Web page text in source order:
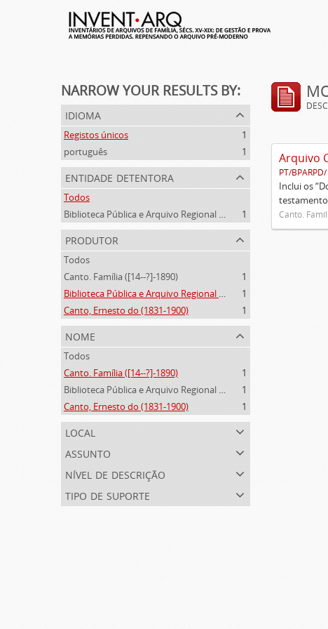
NARROW YOUR RESULTS BY:
idioma
Registos únicos
1
português
1
entidade detentora
Todos
Biblioteca Pública e Arquivo Regional de Ponta Delgada
1
produtor
Todos
Canto. Família ([14--?]-1890)
1
Biblioteca Pública e Arquivo Regional de Ponta Delgada (1841- )
1
Canto, Ernesto do (1831-1900)
1
nome
Todos
Canto. Família ([14--?]-1890)
1
Biblioteca Pública e Arquivo Regional de Ponta Delgada (1841- )
1
Canto, Ernesto do (1831-1900)
1
local
assunto
nível de descrição
tipo de suporte
Arquivo
PT/
Inclui os
Canto.